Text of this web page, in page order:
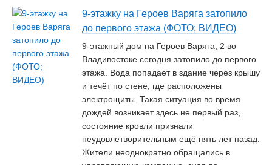
9-этажку на Героев Варяга затопило
до первого этажа (ФОТО; ВИДЕО)
9-этажный дом на Героев Варяга, 2 во
Владивостоке сегодня затопило до первого
этажа. Вода попадает в здание через крышу
и течёт по стене, где расположены
электрощиты. Такая ситуация во время
дождей возникает здесь не первый раз,
состояние кровли признали
неудовлетворительным ещё пять лет назад.
Жители неоднократно обращались в